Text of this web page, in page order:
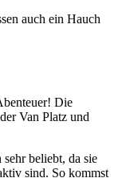
auch ein Hauch
Die
Van Platz und
beliebt, da sie
sind. So kommst